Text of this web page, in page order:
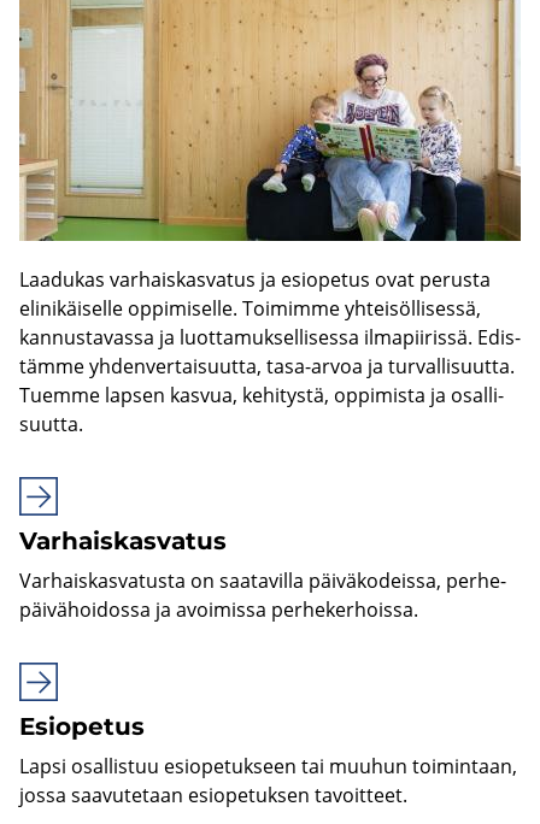
Laa­du­kas var­hais­kas­va­tus ja esio­pe­tus ovat pe­rus­ta
eli­ni­käi­sel­le op­pi­mi­sel­le. Toi­mim­me yh­tei­söl­li­ses­sä,
kan­nus­ta­vas­sa ja luot­ta­muk­sel­li­ses­sa il­ma­pii­ris­sä. Edis­
täm­me yh­den­ver­tai­suut­ta, tasa-​arvoa ja tur­val­li­suut­ta.
Tuem­me lap­sen kas­vua, ke­hi­tys­tä, op­pi­mis­ta ja osal­li­
suut­ta.
Var­hais­kas­va­tus
Var­hais­kas­va­tus­ta on saa­ta­vil­la päi­vä­ko­deis­sa, per­he­
päi­vä­hoi­dos­sa ja avoi­mis­sa per­he­ker­hois­sa.
Esio­pe­tus
Lapsi osal­lis­tuu esio­pe­tuk­seen tai muu­hun toi­min­taan,
jossa saa­vu­te­taan esio­pe­tuk­sen ta­voit­teet.